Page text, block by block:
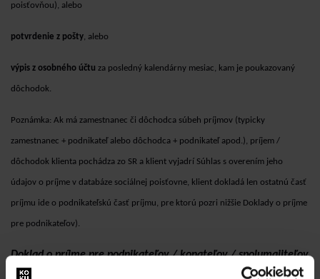
poisťovňou), alebo
potvrdenie z pošty, alebo
výpis z osobného účtu za posledný kalendárny mesiac, kam je poukazovaný
dôchodok.
Poznámka: Ak má zamestnanec či dôchodca súbeh príjmov (typicky
zamestnanec + podnikateľ alebo dôchodca + podnikateľ apod.), príjem /
dôchodok klienta pochádza zo SR a klient vyjadrí Súhlas s overením jeho
údajov o príjme v databáze sociálnej poisťovne, klient dokladá len ostatnú časť
príjmu ide o podnikateľskú časť príjmu, pre ktorú pozri nižšie Doklady o príjme
pre podnikateľov).
Doklad o príjme pre podnikateľov / konateľov / spolumajiteľov
firiem – vždy